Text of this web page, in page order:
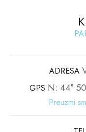
ADRESA
GPS N: 44°
Preuzmi